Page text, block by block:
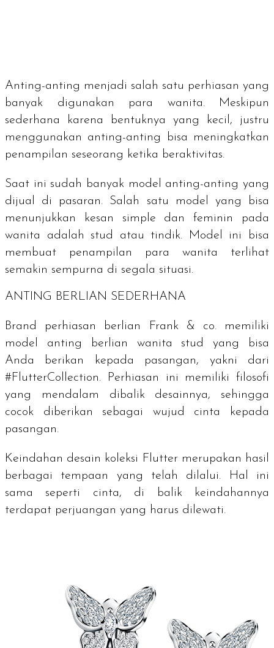
Anting-anting menjadi salah satu perhiasan yang
banyak digunakan para wanita. Meskipun
sederhana karena bentuknya yang kecil, justru
menggunakan anting-anting bisa meningkatkan
penampilan seseorang ketika beraktivitas.
Saat ini sudah banyak model anting-anting yang
dijual di pasaran. Salah satu model yang bisa
menunjukkan kesan simple dan feminin pada
wanita adalah stud atau tindik. Model ini bisa
membuat penampilan para wanita terlihat
semakin sempurna di segala situasi.
ANTING BERLIAN SEDERHANA
Brand perhiasan berlian Frank & co. memiliki
model anting berlian wanita stud yang bisa
Anda berikan kepada pasangan, yakni dari
#FlutterCollection. Perhiasan ini memiliki filosofi
yang mendalam dibalik desainnya, sehingga
cocok diberikan sebagai wujud cinta kepada
pasangan.
Keindahan desain koleksi Flutter merupakan hasil
berbagai tempaan yang telah dilalui. Hal ini
sama seperti cinta, di balik keindahannya
terdapat perjuangan yang harus dilewati.